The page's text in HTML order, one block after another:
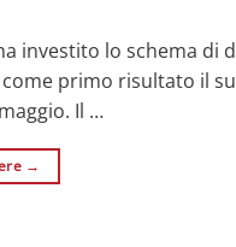
investito lo schema
primo risultato il
Il …
→